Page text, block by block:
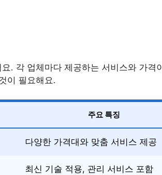
. 각 업체마다 제공하는 서비스와 가격
이 필요해요.
주요 특징
다양한 가격대와 맞춤 서비스 제공
최신 기술 적용, 관리 서비스 포함